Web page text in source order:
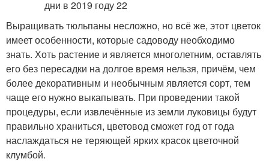
Выращивать тюльпаны несложно, но всё же, этот цветок
имеет особенности, которые садоводу необходимо
знать. Хоть растение и является многолетним, оставлять
его без пересадки на долгое время нельзя, причём, чем
более декоративным и необычным является сорт, тем
чаще его нужно выкапывать. При проведении такой
процедуры, если извлечённые из земли луковицы будут
правильно храниться, цветовод сможет год от года
наслаждаться не теряющей ярких красок цветочной
клумбой.